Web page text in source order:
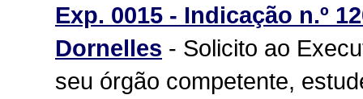
Exp. 0015 - Indicação n.º
Dornelles - Solicito ao
seu órgão competente,